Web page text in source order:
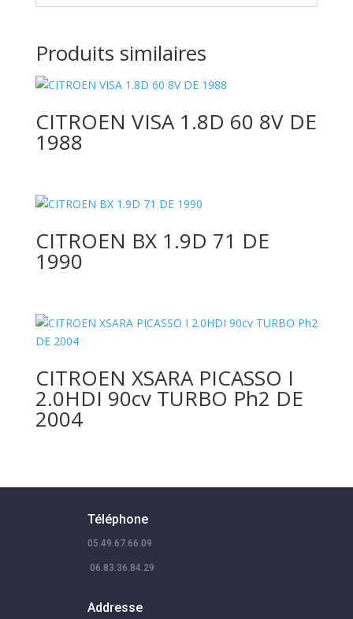
Produits similaires
CITROEN VISA 1.8D 60 8V DE
1988
CITROEN BX 1.9D 71 DE
1990
CITROEN XSARA PICASSO I
2.0HDI 90cv TURBO Ph2 DE
2004
Téléphone
05.49.67.66.09
06.83.36.84.29
Addresse